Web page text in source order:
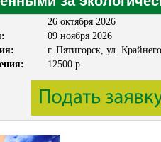
26 октября 2026
09 ноября 2026
г. Пятигорск, ул.
12500 р.